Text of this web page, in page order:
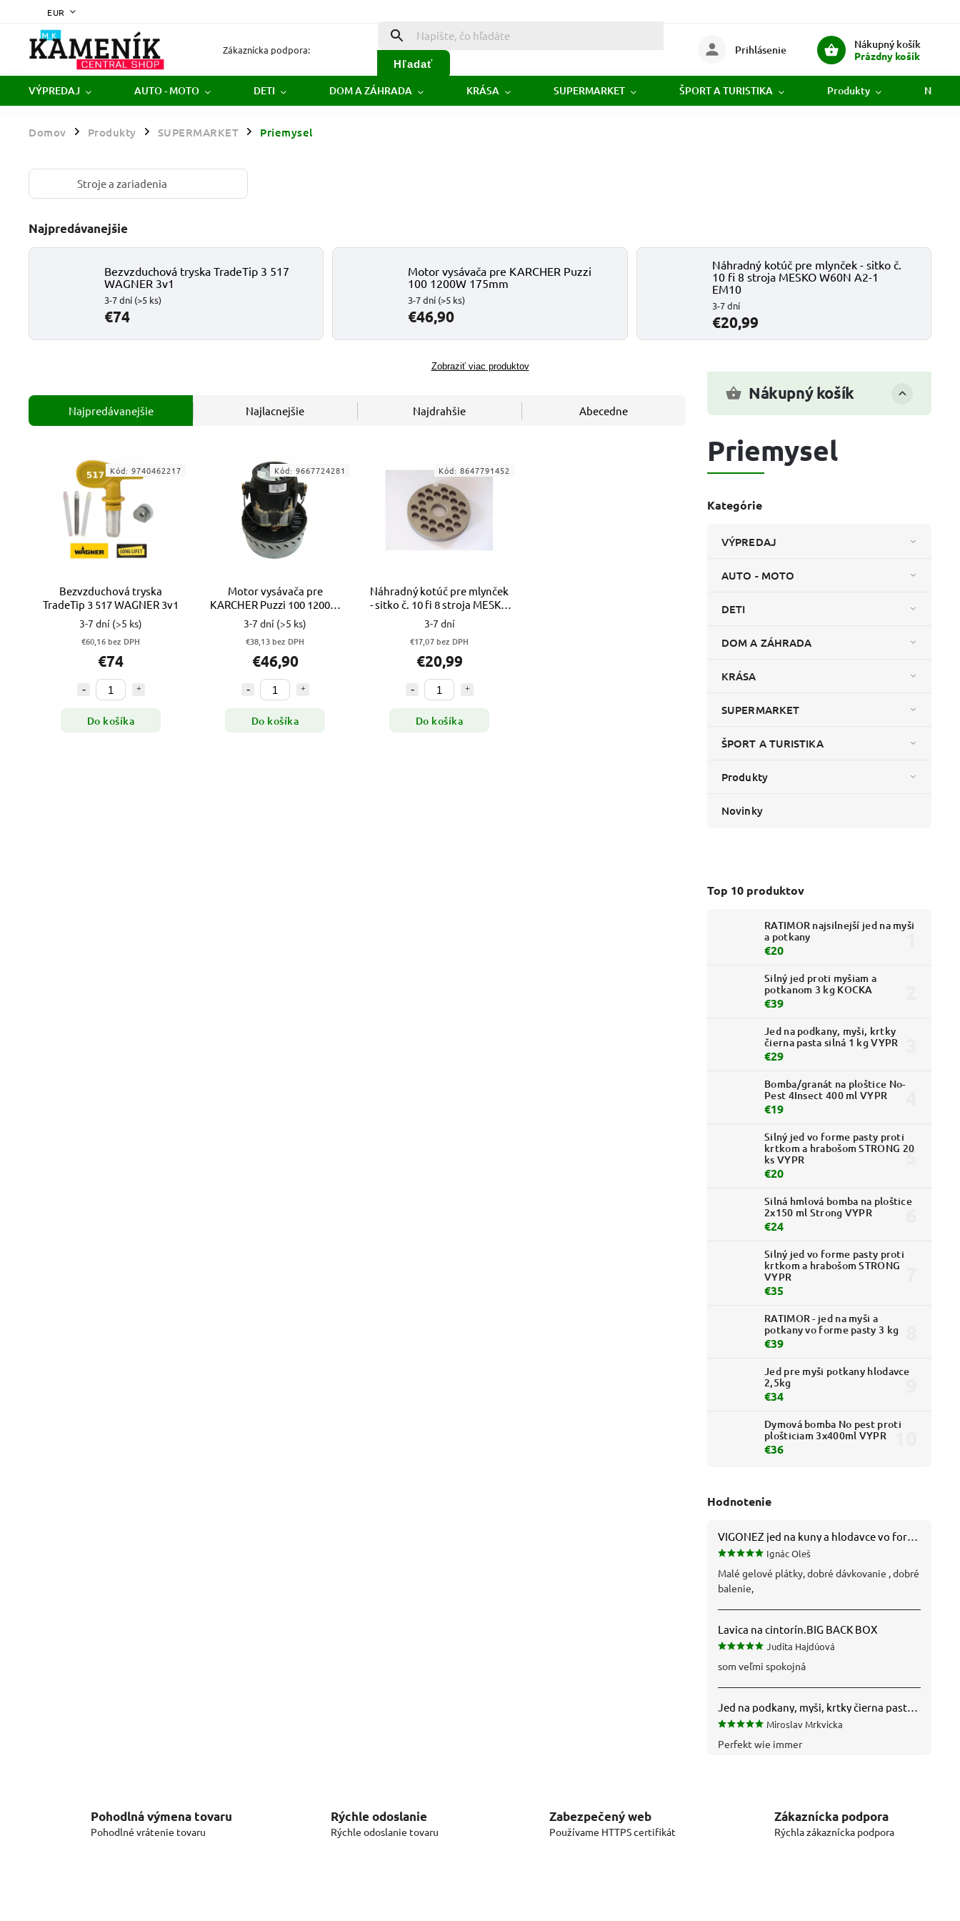
EUR
Zákaznícka podpora:
Hľadať
Nákupný košík
Prázdny košík
Prihlásenie
VÝPREDAJ AUTO - MOTO DETI DOM A ZÁHRADA KRÁSA SUPERMARKET ŠPORT A TURISTIKA Produkty
Domov / Produkty / SUPERMARKET / Priemysel
Stroje a zariadenia
Najpredávanejšie
Bezvzduchová tryska TradeTip 3 517
WAGNER 3v1
3-7 dní (>5 ks)
€74
Motor vysávača pre KARCHER Puzzi
100 1200W 175mm
3-7 dní (>5 ks)
€46,90
Náhradný kotúč pre mlynček - sitko č.
10 fi 8 stroja MESKO W60N A2-1
EM10
3-7 dní
€20,99
Zobraziť viac produktov
Nákupný košík
Priemysel
Kategórie
VÝPREDAJ
AUTO - MOTO
DETI
DOM A ZÁHRADA
KRÁSA
SUPERMARKET
ŠPORT A TURISTIKA
Produkty
Novinky
Top 10 produktov
RATIMOR najsilnejší jed na myši
a potkany
€20
Silný jed proti myšiam a
potkanom 3 kg KOCKA
€39
Jed na podkany, myši, krtky
čierna pasta silná 1 kg VYPR
€29
Bomba/granát na ploštice No-
Pest 4Insect 400 ml VYPR
€19
Silný jed vo forme pasty proti
krtkom a hrabošom STRONG 20
ks VYPR
€20
Silná hmlová bomba na ploštice
2x150 ml Strong VYPR
€24
Silný jed vo forme pasty proti
krtkom a hrabošom STRONG
VYPR
€35
RATIMOR - jed na myši a
potkany vo forme pasty 3 kg
€39
Jed pre myši potkany hlodavce
2,5kg
€34
Dymová bomba No pest proti
plošticiam 3x400ml VYPR
€36
Hodnotenie
VIGONEZ jed na kuny a hlodavce vo forme pasty 1,5 kg
Ignác Oleš
Malé gelové plátky, dobré dávkovanie , dobré
balenie,
Lavica na cintorín.BIG BACK BOX
Judita Hajdúová
som veľmi spokojná
Jed na podkany, myši, krtky čierna pasta silná 1 kg VYPR
Miroslav Mrkvicka
Perfekt wie immer
Najpredávanejšie Najlacnejšie Najdrahšie Abecedne
Bezvzduchová tryska
TradeTip 3 517 WAGNER 3v1
3-7 dní (>5 ks)
€60,16 bez DPH
€74
Do košíka
Kód: 9740462217
Motor vysávača pre
KARCHER Puzzi 100 1200W
175mm
3-7 dní (>5 ks)
€38,13 bez DPH
€46,90
Do košíka
Kód: 9667724281
Náhradný kotúč pre mlynček
- sitko č. 10 fi 8 stroja MESKO
W60N A2-1 EM10
3-7 dní
€17,07 bez DPH
€20,99
Do košíka
Kód: 8647791452
Pohodlná výmena tovaru
Pohodlné vrátenie tovaru
Rýchle odoslanie
Rýchle odoslanie tovaru
Zabezpečený web
Používame HTTPS certifikát
Zákaznícka podpora
Rýchla zákaznícka podpora